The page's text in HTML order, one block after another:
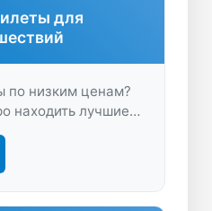
для
по низким ценам?
находить лучшие
на
для себя простые
дешевле и